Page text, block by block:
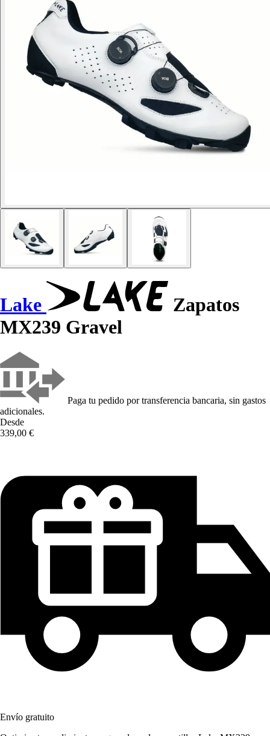
Lake
Zapatos
MX239 Gravel
Paga tu pedido por transferencia bancaria, sin gastos
adicionales.
Desde
339,00 €
Envío gratuito